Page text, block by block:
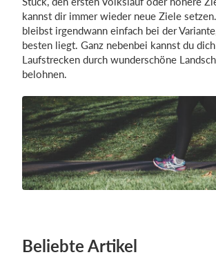
kannst dir immer wieder neue Ziele
bleibst irgendwann einfach bei der
besten liegt. Ganz nebenbei kannst du
Laufstrecken durch wunderschöne
belohnen.
Beliebte Artikel